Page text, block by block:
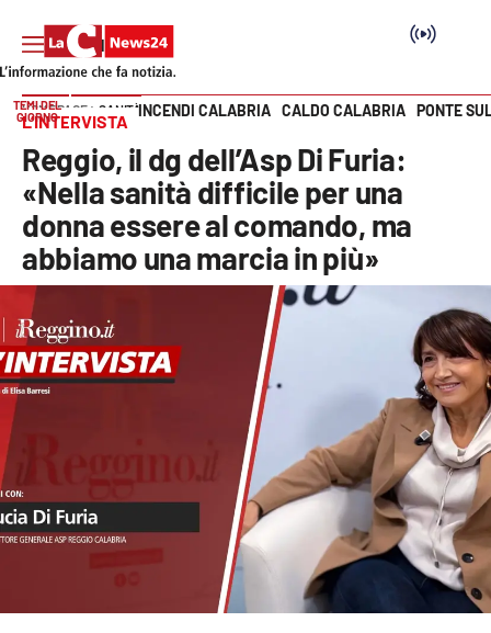
SEZIONI
Cronaca
Politica
Attualità
Economia e lavoro
Sanità
Cultura
Vai
TEMI DEL
GIORNO
INCENDI CALABRIA CALDO CALABRIA PONTE
HOME PAGE SANITÀ
L’INTERVISTA
Reggio, il dg dell’Asp Di Furia:
«Nella sanità difficile per una
donna essere al comando, ma
abbiamo una marcia in più»